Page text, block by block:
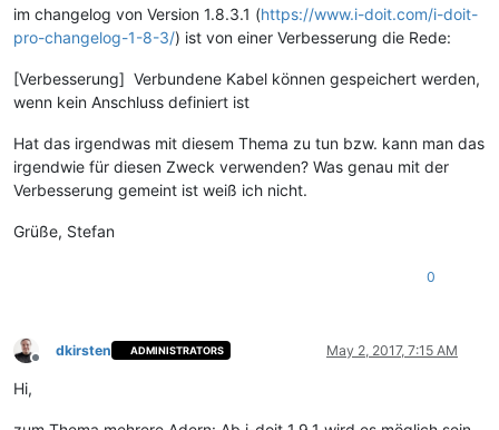
im changelog von Version 1.8.3.1 (https://www.i-doit.com/i-doit-
pro-changelog-1-8-3/) ist von einer Verbesserung die Rede:
[Verbesserung] Verbundene Kabel können gespeichert werden,
wenn kein Anschluss definiert ist
Hat das irgendwas mit diesem Thema zu tun bzw. kann man das
irgendwie für diesen Zweck verwenden? Was genau mit der
Verbesserung gemeint ist weiß ich nicht.
Grüße, Stefan
0
Offline
dkirsten ADMINISTRATORS May 2, 2017, 7:15 AM
Hi,